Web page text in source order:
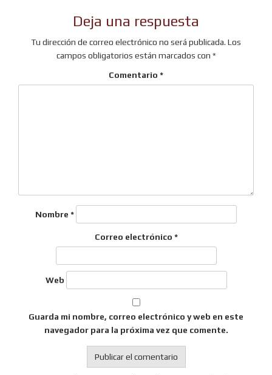
Deja una respuesta
Tu dirección de correo electrónico no será publicada. Los
campos obligatorios están marcados con *
Comentario *
Nombre *
Correo electrónico *
Web
Guarda mi nombre, correo electrónico y web en este
navegador para la próxima vez que comente.